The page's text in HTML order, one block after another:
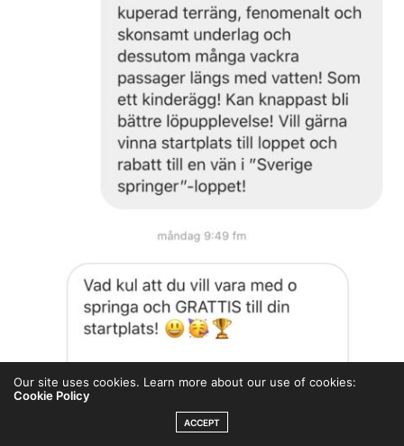
Our site uses cookies. Learn more about our use of cookies:
Cookie Policy
ACCEPT